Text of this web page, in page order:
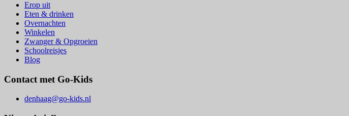
Erop uit
Eten & drinken
Overnachten
Winkelen
Zwanger & Opgroeien
Schoolreisjes
Blog
Contact met Go-Kids
denhaag@go-kids.nl